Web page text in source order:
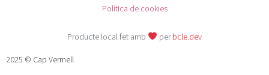
Política de cookies
Producte local fet amb perbcle.dev
2025 © Cap Vermell